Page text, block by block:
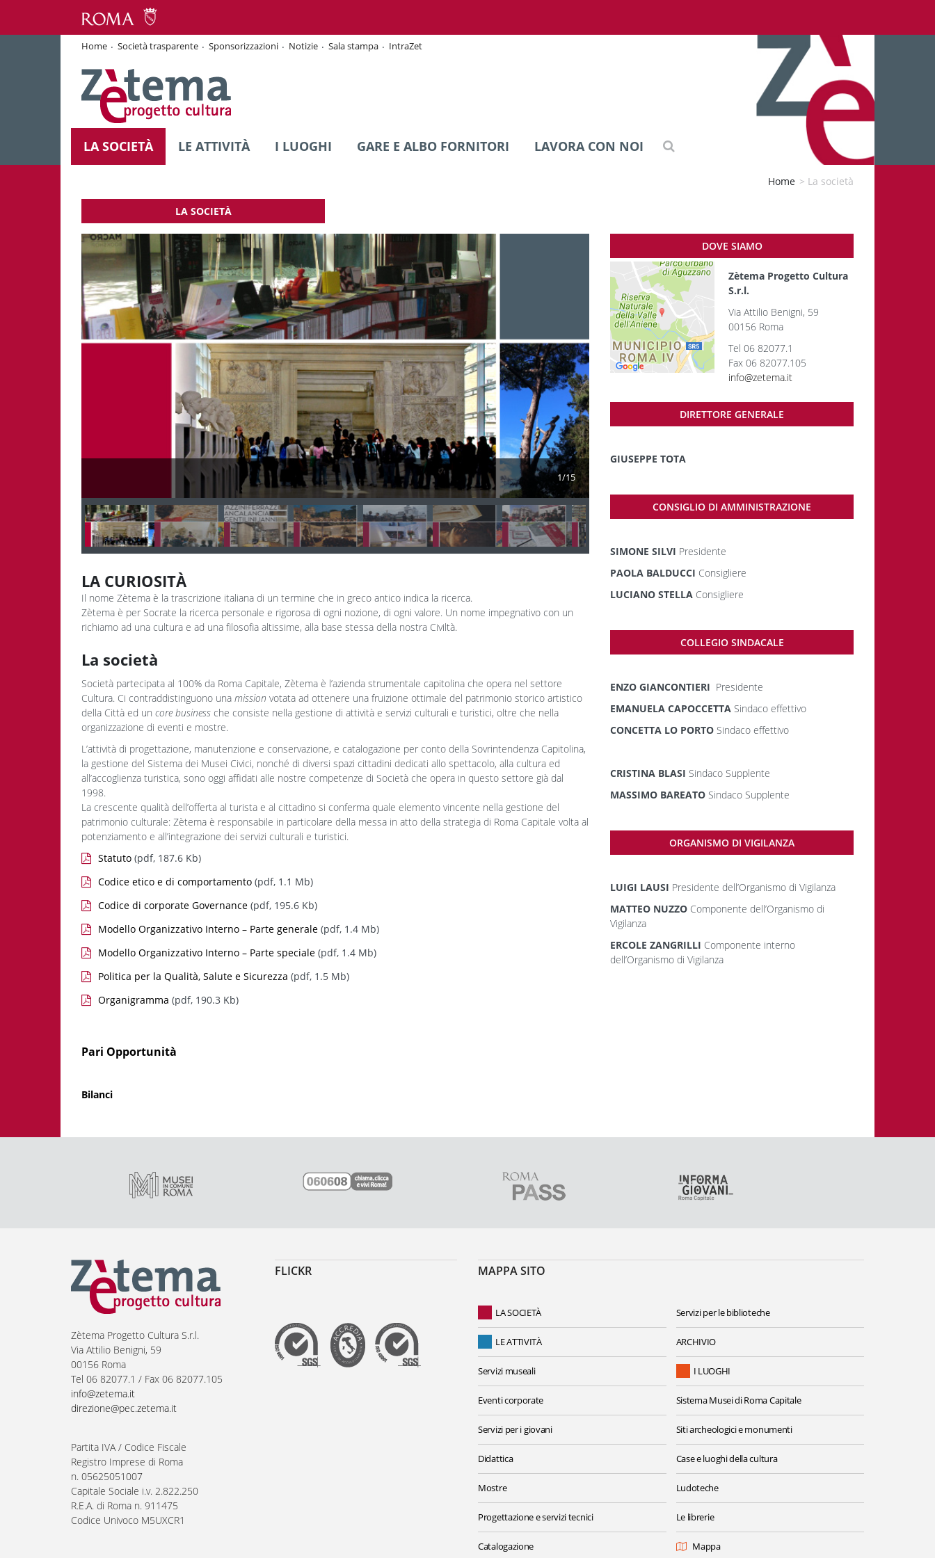
Home Società trasparente Sponsorizzazioni Notizie Sala stampa IntraZet
LA SOCIETÀ LE ATTIVITÀ I LUOGHI GARE E ALBO FORNITORI LAVORA CON NOI
Home > La società
LA SOCIETÀ
1/15
LA CURIOSITÀ
Il nome Zètema è la trascrizione italiana di un termine che in greco antico indica la ricerca.
Zètema è per Socrate la ricerca personale e rigorosa di ogni nozione, di ogni valore. Un nome impegnativo con un
richiamo ad una cultura e ad una filosofia altissime, alla base stessa della nostra Civiltà.
La società
Società partecipata al 100% da Roma Capitale, Zètema è l’azienda strumentale capitolina che opera nel settore
Cultura. Ci contraddistinguono una mission votata ad ottenere una fruizione ottimale del patrimonio storico artistico
della Città ed un core business che consiste nella gestione di attività e servizi culturali e turistici, oltre che nella
organizzazione di eventi e mostre.
L’attività di progettazione, manutenzione e conservazione, e catalogazione per conto della Sovrintendenza Capitolina,
la gestione del Sistema dei Musei Civici, nonché di diversi spazi cittadini dedicati allo spettacolo, alla cultura ed
all’accoglienza turistica, sono oggi affidati alle nostre competenze di Società che opera in questo settore già dal
1998.
La crescente qualità dell’offerta al turista e al cittadino si conferma quale elemento vincente nella gestione del
patrimonio culturale: Zètema è responsabile in particolare della messa in atto della strategia di Roma Capitale volta al
potenziamento e all’integrazione dei servizi culturali e turistici.
Statuto (pdf, 187.6 Kb)
Codice etico e di comportamento (pdf, 1.1 Mb)
Codice di corporate Governance (pdf, 195.6 Kb)
Modello Organizzativo Interno – Parte generale (pdf, 1.4 Mb)
Modello Organizzativo Interno – Parte speciale (pdf, 1.4 Mb)
Politica per la Qualità, Salute e Sicurezza (pdf, 1.5 Mb)
Organigramma (pdf, 190.3 Kb)
Pari Opportunità
Bilanci
DOVE SIAMO
Zètema Progetto Cultura
S.r.l.
Via Attilio Benigni, 59
00156 Roma
Tel 06 82077.1
Fax 06 82077.105
info@zetema.it
DIRETTORE GENERALE
GIUSEPPE TOTA
CONSIGLIO DI AMMINISTRAZIONE
SIMONE SILVI Presidente
PAOLA BALDUCCI Consigliere
LUCIANO STELLA Consigliere
COLLEGIO SINDACALE
ENZO GIANCONTIERI Presidente
EMANUELA CAPOCCETTA Sindaco effettivo
CONCETTA LO PORTO Sindaco effettivo
CRISTINA BLASI Sindaco Supplente
MASSIMO BAREATO Sindaco Supplente
ORGANISMO DI VIGILANZA
LUIGI LAUSI Presidente dell’Organismo di Vigilanza
MATTEO NUZZO Componente dell’Organismo di
Vigilanza
ERCOLE ZANGRILLI Componente interno
dell’Organismo di Vigilanza
Zètema Progetto Cultura S.r.l.
Via Attilio Benigni, 59
00156 Roma
Tel 06 82077.1 / Fax 06 82077.105
info@zetema.it
direzione@pec.zetema.it
Partita IVA / Codice Fiscale
Registro Imprese di Roma
n. 05625051007
Capitale Sociale i.v. 2.822.250
R.E.A. di Roma n. 911475
Codice Univoco M5UXCR1
FLICKR MAPPA SITO
LA SOCIETÀ
LE ATTIVITÀ
Servizi museali
Eventi corporate
Servizi per i giovani
Didattica
Mostre
Progettazione e servizi tecnici
Catalogazione
Servizi per le biblioteche
ARCHIVIO
I LUOGHI
Sistema Musei di Roma Capitale
Siti archeologici e monumenti
Case e luoghi della cultura
Ludoteche
Le librerie
Mappa